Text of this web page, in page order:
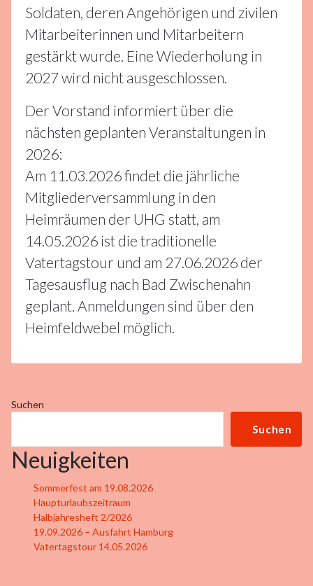
Soldaten, deren Angehörigen und zivilen
Mitarbeiterinnen und Mitarbeitern
gestärkt wurde. Eine Wiederholung in
2027 wird nicht ausgeschlossen.
Der Vorstand informiert über die
nächsten geplanten Veranstaltungen in
2026:
Am 11.03.2026 findet die jährliche
Mitgliederversammlung in den
Heimräumen der UHG statt, am
14.05.2026 ist die traditionelle
Vatertagstour und am 27.06.2026 der
Tagesausflug nach Bad Zwischenahn
geplant. Anmeldungen sind über den
Heimfeldwebel möglich.
Suchen
Suchen
Neuigkeiten
Sommerfest am 19.08.2026
Haupturlaubszeitraum
Halbjahresheft 2/2026
19.09.2026 – Ausfahrt Hamburg
Vatertagstour 14.05.2026